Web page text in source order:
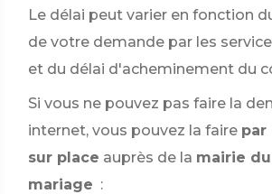
Le délai peut varier en fonction
de votre demande par les
et du délai d'acheminement du
Si vous ne pouvez pas faire la
internet, vous pouvez la faire par
sur place auprès de la mairie
mariage :